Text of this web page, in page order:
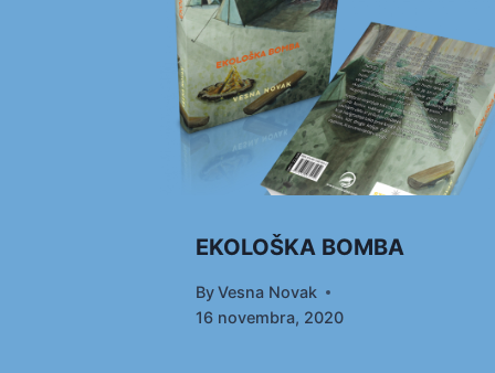
EKOLOŠKA BOMBA
ByVesna Novak
16 novembra, 2020